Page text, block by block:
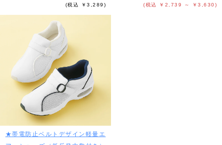
(税込 ￥3,289) (税込 ￥2,739 ～ ￥3,630)
★帯電防止ベルトデザイン軽量エ